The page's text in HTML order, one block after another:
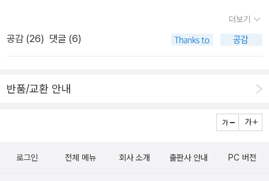
하나가 소중하게 느껴질 때가 있다. 눈으로 보는 즐거움은 단순한 이
미지의 재현이 아니라 상상력의 출발이고 근원이다. 생각의 시작이고
감각의 총착역이 눈으로 볼 수 있는 모든 색이다. 보라색 옷을 입은 여
이에는 문명화된 인간의 복장에 대한 격식 이전에 색이 말해주는 무
과 사회화 과정 속에서 형성된다. 원형적 상징으로서 각각의 색은 우
관을 형성하기도 한다. 자본주의는 색도 판다. 마케팅의 마술봉으로
이라는 감각기관을 통해서만 감지할 수 있는 색채는 오래전부터 인간
의 심리를 대변하는 것으로 여겨져 왔다. 곧 색채는 인간의 정서를 표
출하는 하나의 상징화된 통로였다. 그래서 색채는 이성적인 언어로는
종교, 신화, 예술, 의식 등에 중요한 상징적 메타포로서 역할을 해 왔
다. 따라서 색채가 지니는 상징성은 문화마다 다를지는 모르지만 그
감성적 측면은 비교적 보편성을 띤다. 예컨대 빨강은 정열, 초록은 명
적인 연대감을 갖고 전승되어온 문화적 유산이다. 가령, 어떤 사람이
더보기
공감 (26) 댓글 (6)
반품/교환 안내
로그인 전체 메뉴 회사 소개 출판사 안내 PC 버전